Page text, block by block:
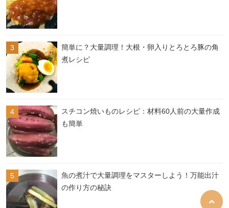
簡単に？大量調理！大根・卵入りとろとろ豚の角
煮レシピ
スチコン焼いものレシピ：材料60人前の大量作成
も簡単
魚の煮汁で大量調理をマスターしよう！万能出汁
の作り方の秘訣